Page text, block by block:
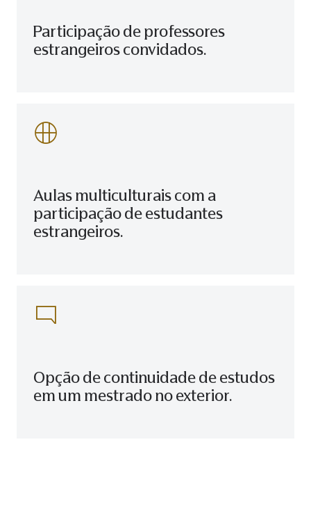
Participação de professores
estrangeiros convidados.
Aulas multiculturais com a
participação de estudantes
estrangeiros.
Opção de continuidade de estudos
em um mestrado no exterior.